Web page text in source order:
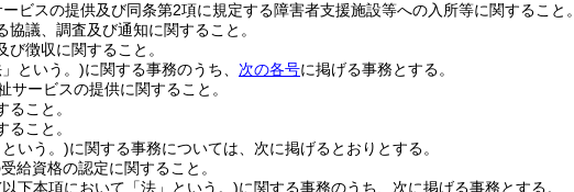
ビスの提供及び同条第2項に規定する障害者支援施設等への入所等に関すること。
議、調査及び通知に関すること。
徴収に関すること。
という。)に関する事務のうち、 次の各号に掲げる事務とする。
ービスの提供に関すること。
こと。
こと。
いう。)に関する事務については、次に掲げるとおりとする。
給資格の認定に関すること。
下本項において「法」という。)に関する事務のうち、次に掲げる事務とする。